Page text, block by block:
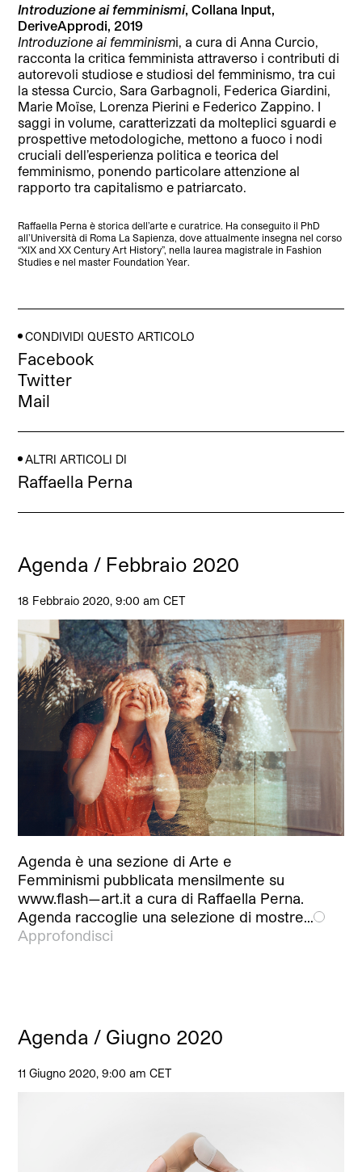
Introduzione ai femminismi, Collana Input,
DeriveApprodi, 2019
Introduzione ai femminismi, a cura di Anna Curcio,
racconta la critica femminista attraverso i contributi di
autorevoli studiose e studiosi del femminismo, tra cui
la stessa Curcio, Sara Garbagnoli, Federica Giardini,
Marie Moïse, Lorenza Pierini e Federico Zappino. I
saggi in volume, caratterizzati da molteplici sguardi e
prospettive metodologiche, mettono a fuoco i nodi
cruciali dell’esperienza politica e teorica del
femminismo, ponendo particolare attenzione al
rapporto tra capitalismo e patriarcato.
Raffaella Perna è storica dell’arte e curatrice. Ha conseguito il PhD
all’Università di Roma La Sapienza, dove attualmente insegna nel corso
“XIX and XX Century Art History”, nella laurea magistrale in Fashion
Studies e nel master Foundation Year.
CONDIVIDI QUESTO ARTICOLO
Facebook
Twitter
Mail
ALTRI ARTICOLI DI
Raffaella Perna
Agenda / Febbraio 2020
18 Febbraio 2020, 9:00 am CET
Agenda è una sezione di Arte e
Femminismi pubblicata mensilmente su
www.flash—art.it a cura di Raffaella Perna.
Agenda raccoglie una selezione di mostre…
Approfondisci
Agenda / Giugno 2020
11 Giugno 2020, 9:00 am CET